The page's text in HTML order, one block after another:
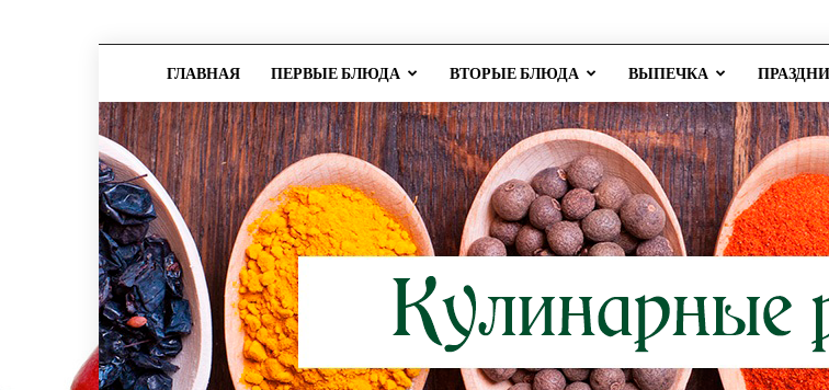
ГЛАВНАЯ ПЕРВЫЕ БЛЮДА ВТОРЫЕ БЛЮДА ВЫПЕЧКА